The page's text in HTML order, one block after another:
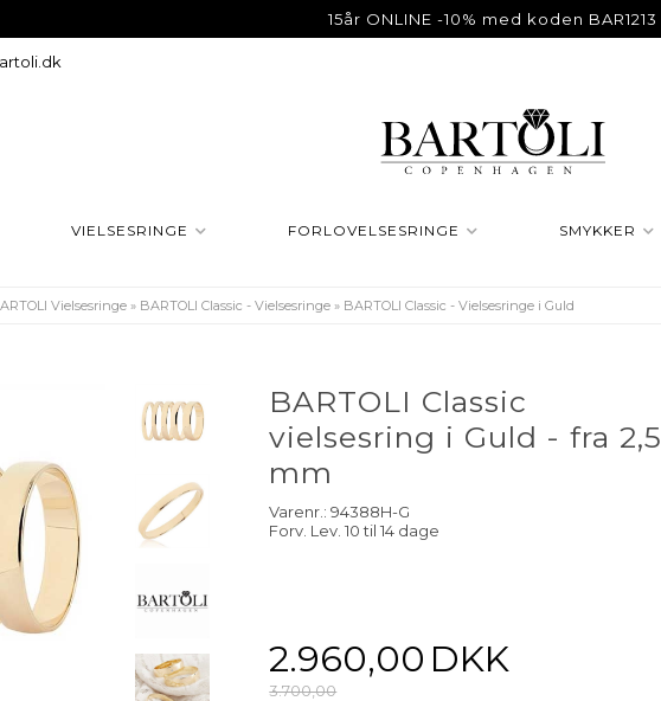
15år ONLINE -10% med koden BAR1213
VIELSESRINGE FORLOVELSESRINGE SMYKKER
Vielsesringe » BARTOLI Classic - Vielsesringe » BARTOLI Classic - Vielsesringe i Guld
BARTOLI Classic
vielsesring i Guld - fra 2,5
mm
Varenr.:94388H-G
Forv. Lev. 10 til 14 dage
2.960,00 DKK
3.700,00